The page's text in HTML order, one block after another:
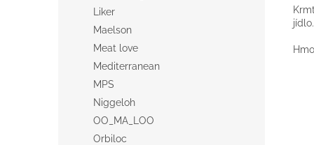
Liker
Maelson
Meat love
Mediterranean
MPS
Niggeloh
OO_MA_LOO
Orbiloc
jídlo.